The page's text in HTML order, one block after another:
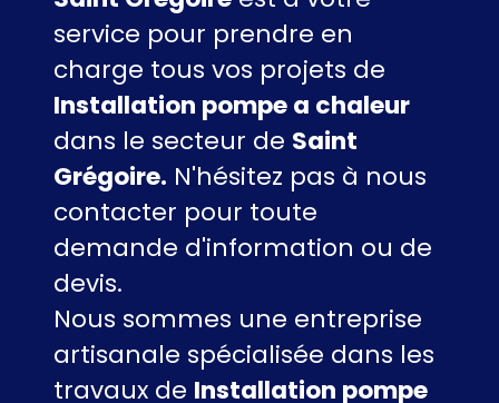
service pour prendre en
charge tous vos projets de
Installation pompe a chaleur
dans le secteur de Saint
Grégoire. N'hésitez pas à nous
contacter pour toute
demande d'information ou de
devis.
Nous sommes une entreprise
artisanale spécialisée dans les
travaux de Installation pompe